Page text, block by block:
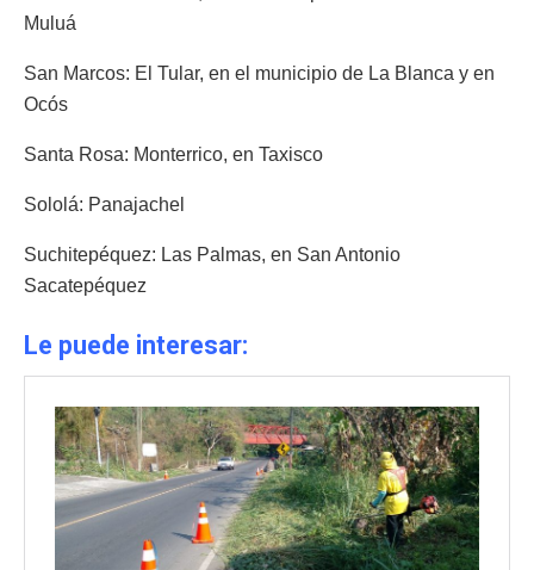
Muluá
San Marcos: El Tular, en el municipio de La Blanca y en
Ocós
Santa Rosa: Monterrico, en Taxisco
Sololá: Panajachel
Suchitepéquez: Las Palmas, en San Antonio
Sacatepéquez
Le puede interesar: